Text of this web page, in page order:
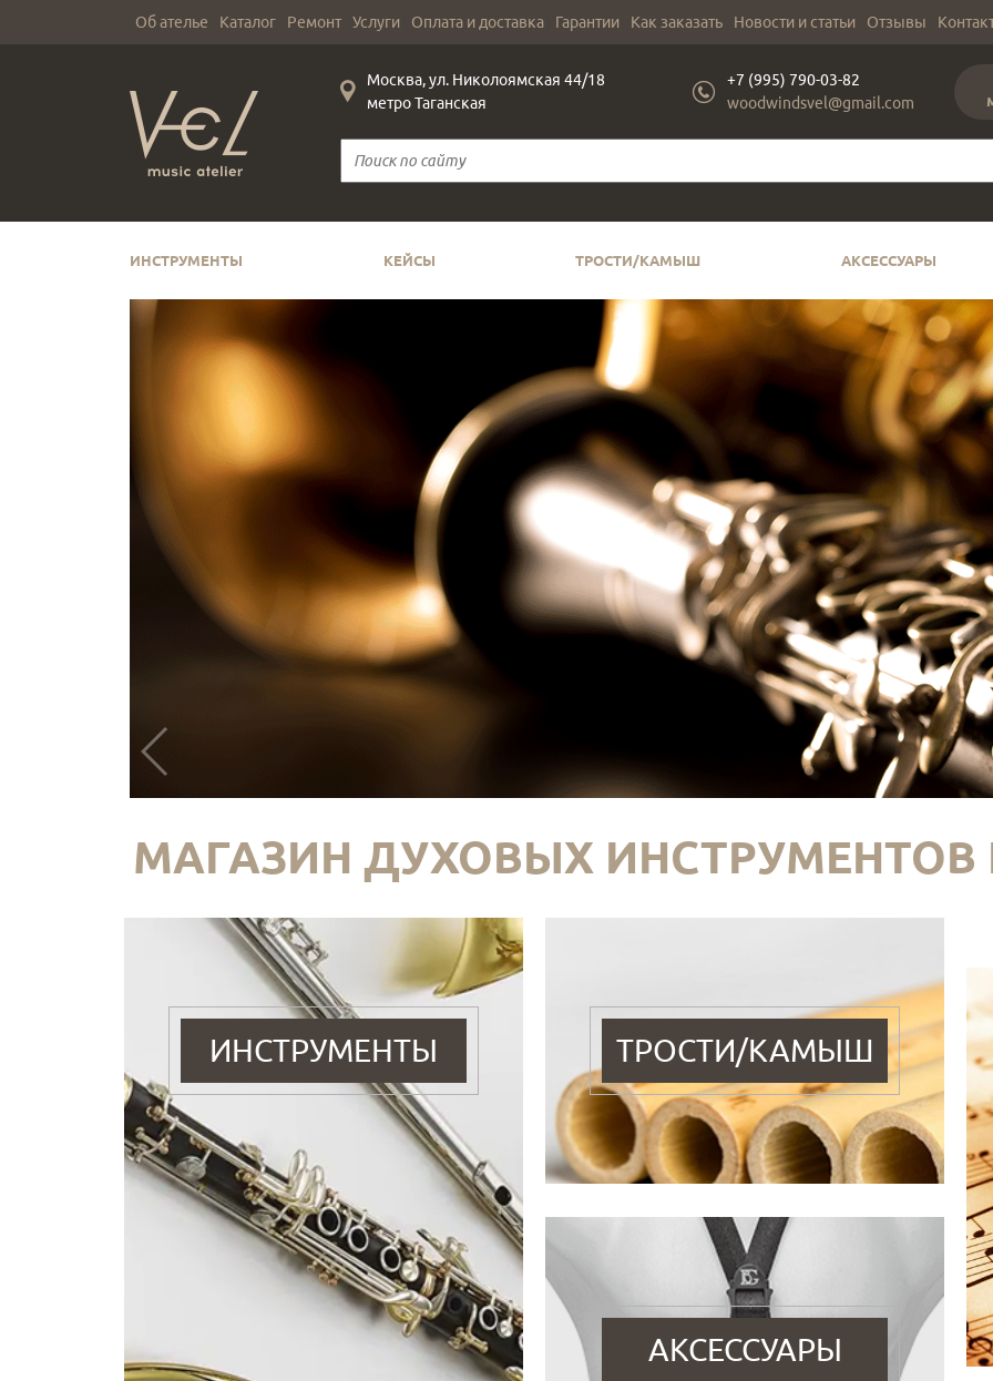
Об ателье Каталог Ремонт Услуги Оплата и доставка Гарантии Как заказать Новости и статьи Отзывы
Москва, ул. Николоямская 44/18
метро Таганская
+7 (995) 790-03-82
woodwindsvel@gmail.com
ИНСТРУМЕНТЫ КЕЙСЫ ТРОСТИ/КАМЫШ АКСЕССУАРЫ
МАГАЗИН ДУХОВЫХ ИНСТРУМЕНТОВ
ИНСТРУМЕНТЫ ТРОСТИ/КАМЫШ
АКСЕССУАРЫ